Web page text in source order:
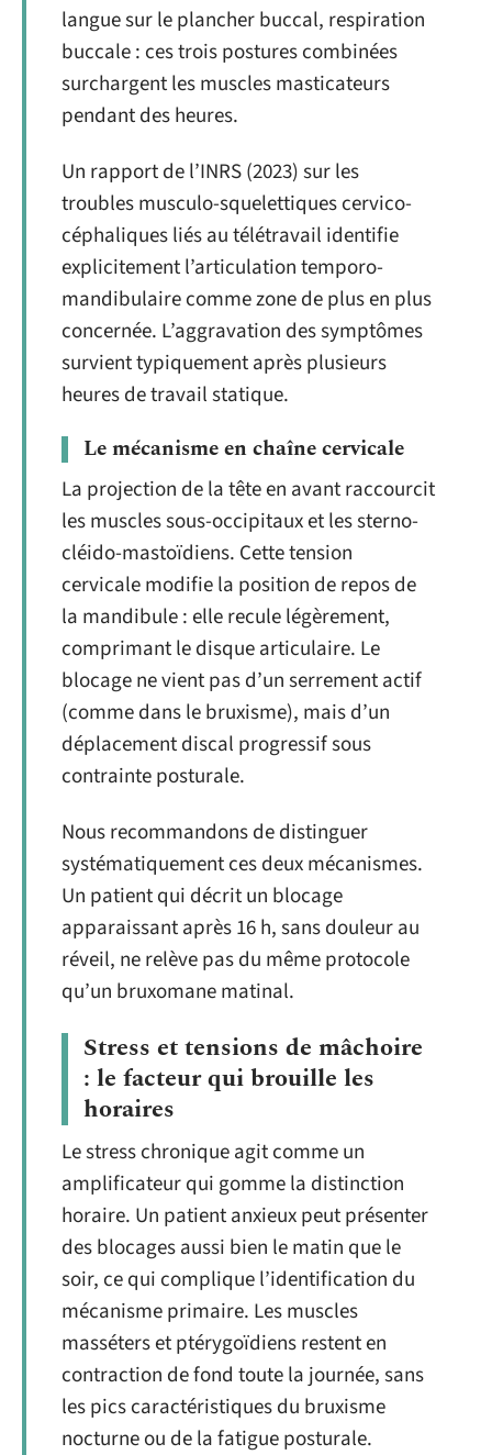
langue sur le plancher buccal, respiration
buccale : ces trois postures combinées
surchargent les muscles masticateurs
pendant des heures.
Un rapport de l’INRS (2023) sur les
troubles musculo-squelettiques cervico-
céphaliques liés au télétravail identifie
explicitement l’articulation temporo-
mandibulaire comme zone de plus en plus
concernée. L’aggravation des symptômes
survient typiquement après plusieurs
heures de travail statique.
Le mécanisme en chaîne cervicale
La projection de la tête en avant raccourcit
les muscles sous-occipitaux et les sterno-
cléido-mastoïdiens. Cette tension
cervicale modifie la position de repos de
la mandibule : elle recule légèrement,
comprimant le disque articulaire. Le
blocage ne vient pas d’un serrement actif
(comme dans le bruxisme), mais d’un
déplacement discal progressif sous
contrainte posturale.
Nous recommandons de distinguer
systématiquement ces deux mécanismes.
Un patient qui décrit un blocage
apparaissant après 16 h, sans douleur au
réveil, ne relève pas du même protocole
qu’un bruxomane matinal.
Stress et tensions de mâchoire
: le facteur qui brouille les
horaires
Le stress chronique agit comme un
amplificateur qui gomme la distinction
horaire. Un patient anxieux peut présenter
des blocages aussi bien le matin que le
soir, ce qui complique l’identification du
mécanisme primaire. Les muscles
masséters et ptérygoïdiens restent en
contraction de fond toute la journée, sans
les pics caractéristiques du bruxisme
nocturne ou de la fatigue posturale.